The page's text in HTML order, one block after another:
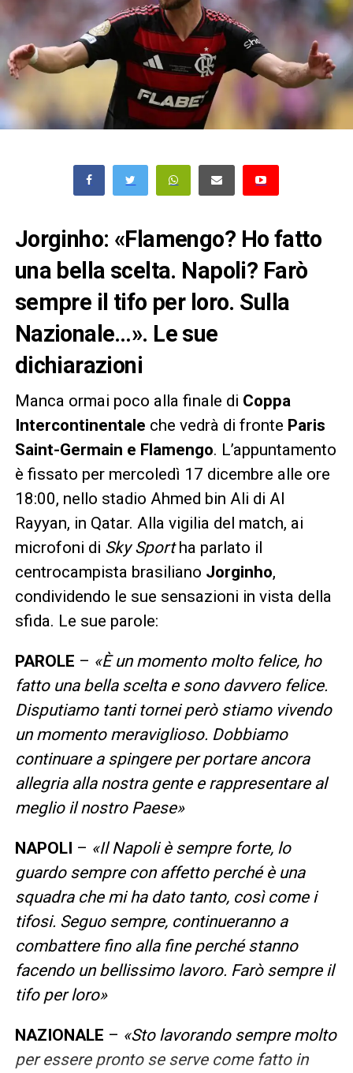
Jorginho: «Flamengo? Ho fatto
una bella scelta. Napoli? Farò
sempre il tifo per loro. Sulla
Nazionale…». Le sue
dichiarazioni
Manca ormai poco alla finale di Coppa
Intercontinentale che vedrà di fronte Paris
Saint-Germain e Flamengo. L’appuntamento
è fissato per mercoledì 17 dicembre alle ore
18:00, nello stadio Ahmed bin Ali di Al
Rayyan, in Qatar. Alla vigilia del match, ai
microfoni di Sky Sportha parlato il
centrocampista brasiliano Jorginho,
condividendo le sue sensazioni in vista della
sfida. Le sue parole:
PAROLE – «È un momento molto felice, ho
fatto una bella scelta e sono davvero felice.
Disputiamo tanti tornei però stiamo vivendo
un momento meraviglioso. Dobbiamo
continuare a spingere per portare ancora
allegria alla nostra gente e rappresentare al
meglio il nostro Paese»
NAPOLI – «Il Napoli è sempre forte, lo
guardo sempre con affetto perché è una
squadra che mi ha dato tanto, così come i
tifosi. Seguo sempre, continueranno a
combattere fino alla fine perché stanno
facendo un bellissimo lavoro. Farò sempre il
tifo per loro»
NAZIONALE – «Sto lavorando sempre molto
per essere pronto se serve come fatto in